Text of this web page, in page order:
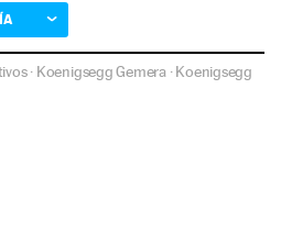
· Koenigsegg Gemera·Koenigsegg